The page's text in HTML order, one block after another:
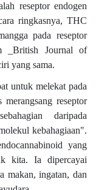
reseptor endogen
ringkasnya, THC
pada reseptor
_British Journal of
yang sama.
untuk melekat pada
reseptor
daripada
kebahagiaan".
yang
kita. Ia dipercayai
makan, ingatan, dan